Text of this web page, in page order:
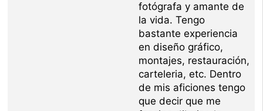
fotógrafa y amante de
la vida. Tengo
bastante experiencia
en diseño gráfico,
montajes, restauración,
carteleria, etc. Dentro
de mis aficiones tengo
que decir que me